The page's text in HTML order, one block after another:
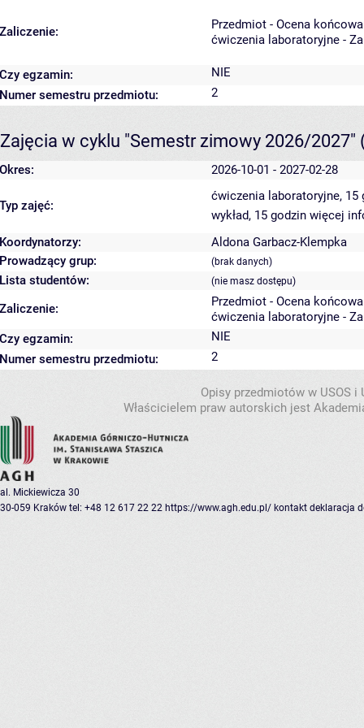
Zaliczenie:
Przedmiot - Ocena
ćwiczenia laboratoryjne -
Czy egzamin:
NIE
Numer semestru przedmiotu:
2
Zajęcia w cyklu "Semestr zimowy 2026/2027"
Okres: 2026-10-01 - 2027-02-28
Typ zajęć:
ćwiczenia laboratoryjne, 15
wykład, 15 godzin więcej
Koordynatorzy:
Aldona Garbacz-Klempka
Prowadzący grup:
(brak danych)
Lista studentów: (nie masz dostępu)
Zaliczenie:
Przedmiot - Ocena
ćwiczenia laboratoryjne -
Czy egzamin:
NIE
Numer semestru przedmiotu:
2
Opisy przedmiotów w USOS
Właścicielem praw autorskich jest
al. Mickiewicza 30
30-059 Kraków tel: +48 12 617 22 22 https://www.agh.edu.pl/ kontakt deklaracja